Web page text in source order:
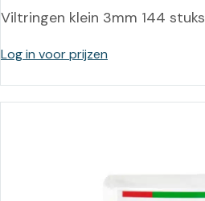
Viltringen klein 3mm 144 stuks
Log in voor prijzen